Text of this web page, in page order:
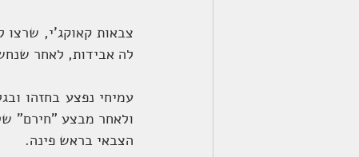
לה אבידות, לאחר
הצבאי בראש פינה.